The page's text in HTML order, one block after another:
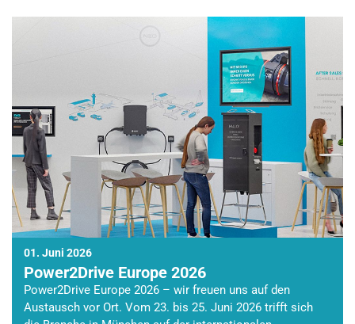
01. Juni 2026
Power2Drive Europe 2026
Power2Drive Europe 2026 – wir freuen uns auf den
Austausch vor Ort. Vom 23. bis 25. Juni 2026 trifft sich